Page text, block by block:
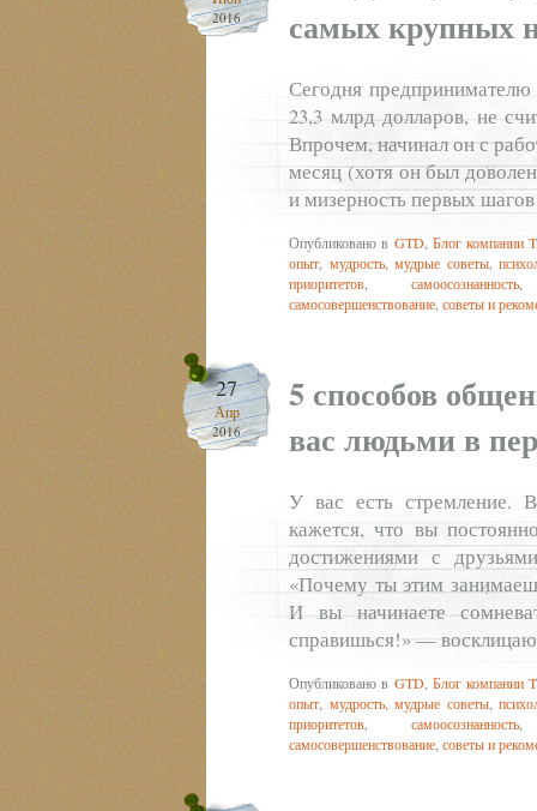
2016
самых крупных
Сегодня
23,3 млрд долларов, не
Впрочем, начинал он с
месяц (хотя он был
и мизерность первых
Опубликовано в GTD, Блог компании
опыт мудрость, мудрые советы,
приоритетов ,самоосознанность
самосовершенствование советы и
27
Апр
2016
5 способов
вас людьми в
У вас есть стремление.
кажется, что вы
достижениями с
«Почему ты этим
И вы начинаете
справишься!» —
Опубликовано в GTD, Блог компании
опыт, мудрость, мудрые советы,
приоритетов,самоосознанность
самосовершенствование,советы и